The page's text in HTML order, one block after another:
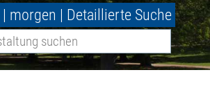
| morgen | Detaillierte Suche